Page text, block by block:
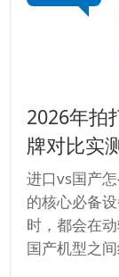
2026年拍
牌对比实
进口vs国产
的核心必备
时，都会在
国产机型之